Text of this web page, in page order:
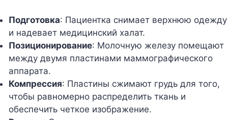
Подготовка: Пациентка снимает верхнюю одежду
и надевает медицинский халат.
Позиционирование: Молочную железу помещают
между двумя пластинами маммографического
аппарата.
Компрессия: Пластины сжимают грудь для того,
чтобы равномерно распределить ткань и
обеспечить четкое изображение.